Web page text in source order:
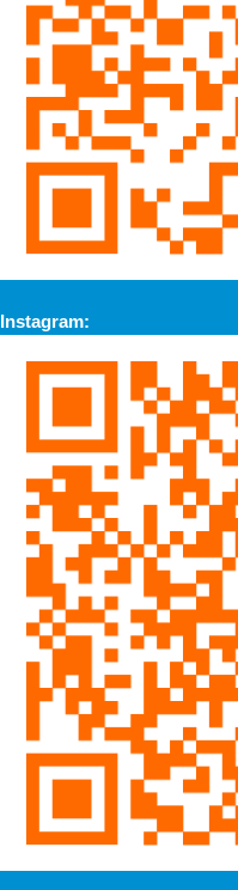
Instagram: